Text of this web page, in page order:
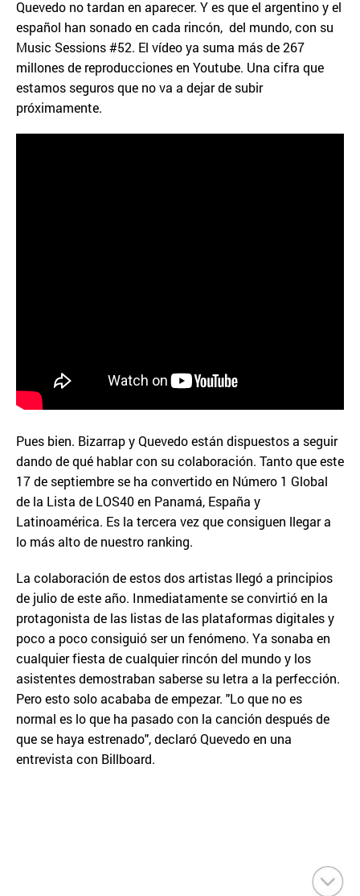
Quevedo no tardan en aparecer. Y es que el argentino y el
español han sonado en cada rincón, del mundo, con su
Music Sessions #52. El vídeo ya suma más de 267
millones de reproducciones en Youtube. Una cifra que
estamos seguros que no va a dejar de subir
próximamente.
Pues bien. Bizarrap y Quevedo están dispuestos a seguir
dando de qué hablar con su colaboración. Tanto que este
17 de septiembre se ha convertido en Número 1 Global
de la Lista de LOS40 en Panamá, España y
Latinoamérica. Es la tercera vez que consiguen llegar a
lo más alto de nuestro ranking.
La colaboración de estos dos artistas llegó a principios
de julio de este año. Inmediatamente se convirtió en la
protagonista de las listas de las plataformas digitales y
poco a poco consiguió ser un fenómeno. Ya sonaba en
cualquier fiesta de cualquier rincón del mundo y los
asistentes demostraban saberse su letra a la perfección.
Pero esto solo acababa de empezar. "Lo que no es
normal es lo que ha pasado con la canción después de
que se haya estrenado", declaró Quevedo en una
entrevista con Billboard.